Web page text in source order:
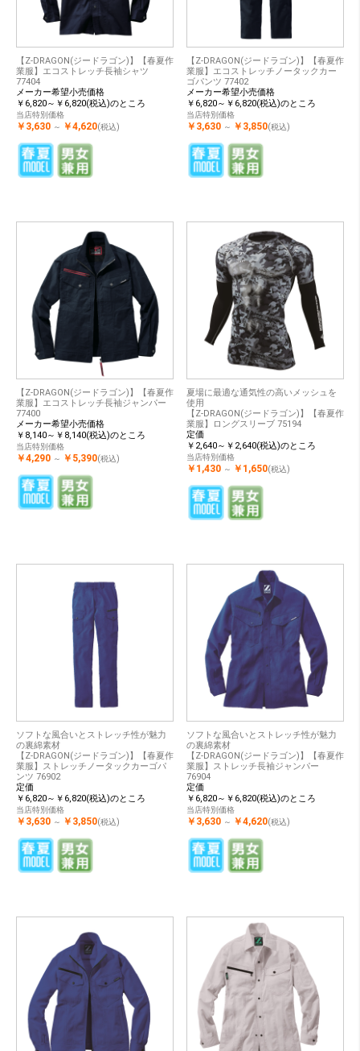
【Z-DRAGON(ジードラゴン)】【春夏作
業服】エコストレッチ長袖シャツ
77404
メーカー希望小売価格
￥6,820～￥6,820(税込)のところ
当店特別価格
￥3,630 ～ ￥4,620(税込)
【Z-DRAGON(ジードラゴン)】【春夏作
業服】エコストレッチノータックカー
ゴパンツ 77402
メーカー希望小売価格
￥6,820～￥6,820(税込)のところ
当店特別価格
￥3,630 ～ ￥3,850(税込)
【Z-DRAGON(ジードラゴン)】【春夏作
業服】エコストレッチ長袖ジャンパー
77400
メーカー希望小売価格
￥8,140～￥8,140(税込)のところ
当店特別価格
￥4,290 ～ ￥5,390(税込)
夏場に最適な通気性の高いメッシュを
使用
【Z-DRAGON(ジードラゴン)】【春夏作
業服】ロングスリーブ 75194
定価
￥2,640～￥2,640(税込)のところ
当店特別価格
￥1,430 ～ ￥1,650(税込)
ソフトな風合いとストレッチ性が魅力
の裏綿素材
【Z-DRAGON(ジードラゴン)】【春夏作
業服】ストレッチノータックカーゴパ
ンツ 76902
定価
￥6,820～￥6,820(税込)のところ
当店特別価格
￥3,630 ～ ￥3,850(税込)
ソフトな風合いとストレッチ性が魅力
の裏綿素材
【Z-DRAGON(ジードラゴン)】【春夏作
業服】ストレッチ長袖ジャンパー
76904
定価
￥6,820～￥6,820(税込)のところ
当店特別価格
￥3,630 ～ ￥4,620(税込)